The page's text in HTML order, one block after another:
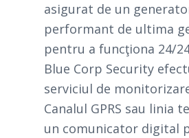
asigurat de un
performant de ultima
pentru a funcţiona 24/
Blue Corp Security
serviciul de
Canalul GPRS sau linia
un comunicator digital